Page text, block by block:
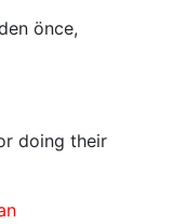
önce,
doing their